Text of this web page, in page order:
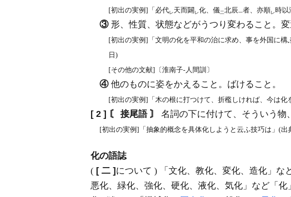
[初出の実例]「必代レ 天而闢 レ化、儀二北辰一者、亦順レ時以
③形、性質、状態などがうつり変わること。変
[初出の実例]「文明の化を平和の治に求め、事を外国に
日)
[その他の文献]〔淮南子‐人間訓〕
④他のものに姿をかえること。ばけること。
[初出の実例]「木の根に打つけて、折檻しければ、今は
[ 2 ] 〘 接尾語 〙 名詞の下に付けて、そういう物
[初出の実例]「抽象的概念を具体化しようと云ふ技巧は」(出
化の語誌
( [ 二 ]について ) 「文化、教化、変化、造化」な
悪化、緑化、強化、硬化、液化、気化」など「